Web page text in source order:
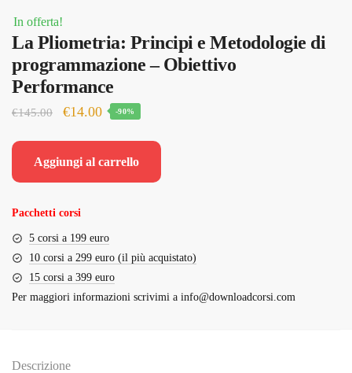
In offerta!
La Pliometria: Principi e Metodologie di
programmazione – Obiettivo
Performance
€145.00
Il
originale
€14.00Il
-90%
Aggiungi al carrello
Pacchetti corsi
5 corsi a 199 euro
10 corsi a 299 euro (il più acquistato)
15 corsi a 399 euro
Per maggiori informazioni scrivimi a info@downloadcorsi.com
Descrizione